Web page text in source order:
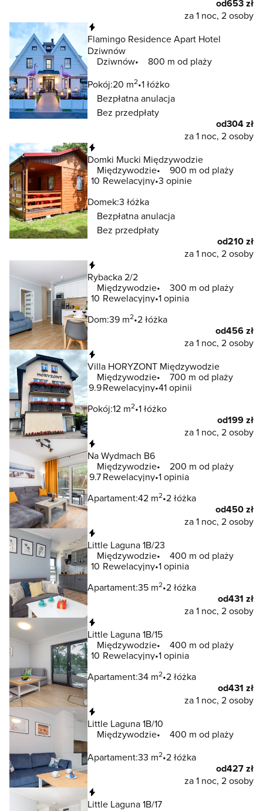
od653 zł
za 1 noc, 2 osoby
Flamingo Residence Apart Hotel
Dziwnów
Dziwnów
800 m od plaży
Pokój:20 m2 1 łóżko
Bezpłatna anulacja
Bez przedpłaty
od304 zł
za 1 noc, 2 osoby
Domki Mucki Międzywodzie
Międzywodzie
900 m od plaży
10 Rewelacyjny 3 opinie
Domek:3 łóżka
Bezpłatna anulacja
Bez przedpłaty
od210 zł
za 1 noc, 2 osoby
Rybacka 2/2
Międzywodzie
300 m od plaży
10 Rewelacyjny 1 opinia
Dom:39 m2 2 łóżka
od456 zł
za 1 noc, 2 osoby
Villa HORYZONT Międzywodzie
Międzywodzie
700 m od plaży
9.9Rewelacyjny 41 opinii
Pokój:12 m2 1 łóżko
od199 zł
za 1 noc, 2 osoby
Na Wydmach B6
Międzywodzie
200 m od plaży
9.7Rewelacyjny 1 opinia
Apartament:42 m2 2 łóżka
od450 zł
za 1 noc, 2 osoby
Little Laguna 1B/23
Międzywodzie
400 m od plaży
10 Rewelacyjny 1 opinia
Apartament:35 m2 2 łóżka
od431 zł
za 1 noc, 2 osoby
Little Laguna 1B/15
Międzywodzie
400 m od plaży
10 Rewelacyjny 1 opinia
Apartament:34 m2 2 łóżka
od431 zł
za 1 noc, 2 osoby
Little Laguna 1B/10
Międzywodzie
400 m od plaży
Apartament:33 m2 2 łóżka
od427 zł
za 1 noc, 2 osoby
Little Laguna 1B/17